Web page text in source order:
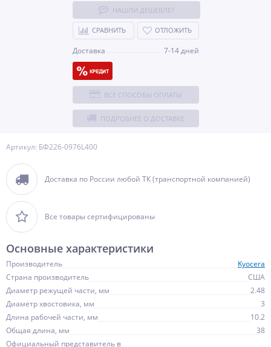
Артикул: БФ226-0976L400
Доставка по России любой ТК (транспортной компанией)
Все товары сертифицированы
НАШЛИ ДЕШЕВЛЕ?
СРАВНИТЬ ОТЛОЖИТЬ
Доставка 7-14 дней
ВСЕ СПОСОБЫ ОПЛАТЫ
ПОДРОБНЕЕ О ДОСТАВКЕ
Основные характеристики
Производитель
Kyocera
Страна производитель
США
Диаметр режущей части, мм
2.48
Диаметр хвостовика, мм
3
Длина рабочей части, мм
10.2
Общая длина, мм
38
Официальный представитель в